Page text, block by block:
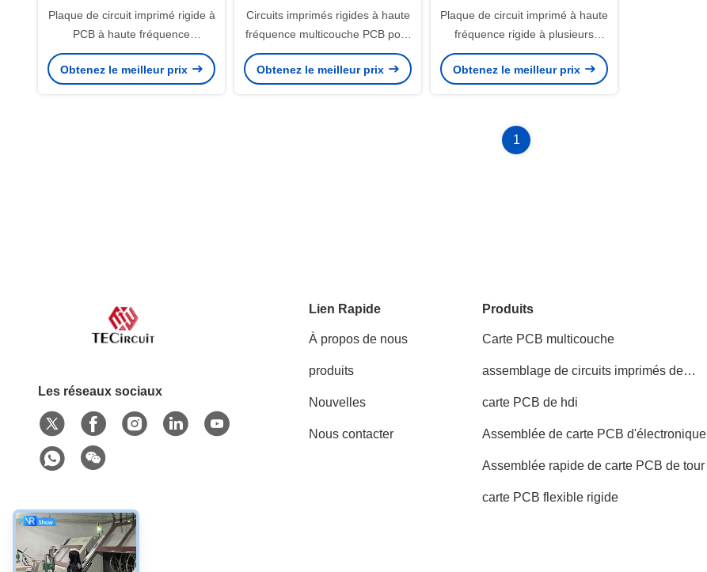
Plaque de circuit imprimé rigide à
PCB à haute fréquence
multicouche pour instruments de
précision
Obtenez le meilleur prix
Circuits imprimés rigides à haute
fréquence multicouche PCB pour
appareils électroniques grand
public
Obtenez le meilleur prix
Plaque de circuit imprimé à haute
fréquence rigide à plusieurs
couches, terminal intelligent PCB
Obtenez le meilleur prix
1
Les réseaux sociaux
Lien Rapide
À propos de nous
produits
Nouvelles
Nous contacter
Produits
Carte PCB multicouche
assemblage de circuits imprimés de
carte PCB de hdi
Assemblée de carte PCB d'électronique
Assemblée rapide de carte PCB de tour
carte PCB flexible rigide